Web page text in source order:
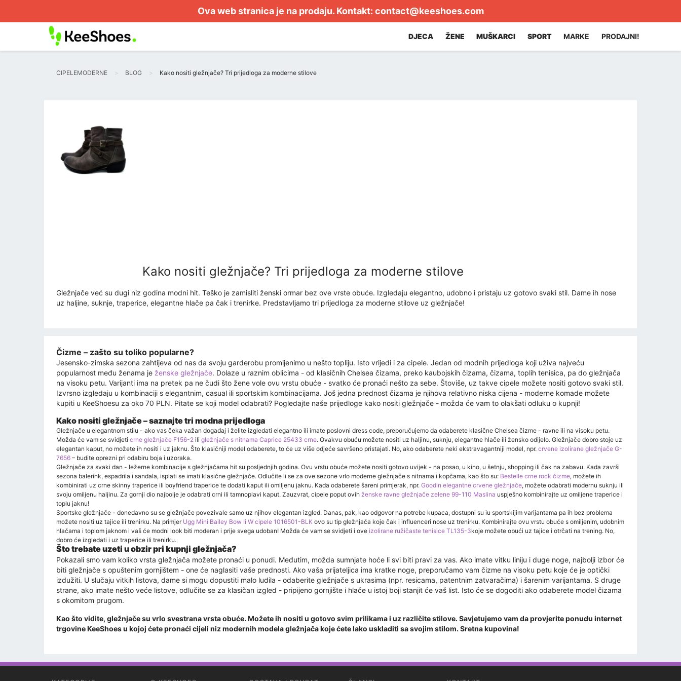
Ova web stranica je na prodaju. Kontakt: contact@keeshoes.com
DJECA ŽENE MUŠKARCI SPORT MARKE PRODAJNI!
CIPELEMODERNE BLOG Kako nositi gležnjače? Tri prijedloga za moderne stilove
Kako nositi gležnjače? Tri prijedloga za moderne stilove
Gležnjače već su dugi niz godina modni hit. Teško je zamisliti ženski ormar bez ove vrste obuće. Izgledaju elegantno, udobno i pristaju uz gotovo svaki stil. Dame ih nose
uz haljine, suknje, traperice, elegantne hlače pa čak i trenirke. Predstavljamo tri prijedloga za moderne stilove uz gležnjače!
Čizme – zašto su toliko popularne?
Jesensko-zimska sezona zahtijeva od nas da svoju garderobu promijenimo u nešto topliju. Isto vrijedi i za cipele. Jedan od modnih prijedloga koji uživa najveću
popularnost među ženama je ženske gležnjače. Dolaze u raznim oblicima - od klasičnih Chelsea čizama, preko kaubojskih čizama, čizama, toplih tenisica, pa do gležnjača
na visoku petu. Varijanti ima na pretek pa ne čudi što žene vole ovu vrstu obuće - svatko će pronaći nešto za sebe. Štoviše, uz takve cipele možete nositi gotovo svaki stil.
Izvrsno izgledaju u kombinaciji s elegantnim, casual ili sportskim kombinacijama. Još jedna prednost čizama je njihova relativno niska cijena - moderne komade možete
kupiti u KeeShoesu za oko 70 PLN. Pitate se koji model odabrati? Pogledajte naše prijedloge kako nositi gležnjače - možda će vam to olakšati odluku o kupnji!
Kako nositi gležnjače – saznajte tri modna prijedloga
Gležnjače u elegantnom stilu - ako vas čeka važan događaj i želite izgledati elegantno ili imate poslovni dress code, preporučujemo da odaberete klasične Chelsea čizme - ravne ili na visoku petu.
Možda će vam se svidjeti crne gležnjače F156-2 ili gležnjače s nitnama Caprice 25433 crne. Ovakvu obuću možete nositi uz haljinu, suknju, elegantne hlače ili žensko odijelo. Gležnjače dobro stoje uz
elegantan kaput, no možete ih nositi i uz jaknu. Što klasičniji model odaberete, to će uz više odjeće savršeno pristajati. No, ako odaberete neki ekstravagantniji model, npr. crvene izolirane gležnjače G-
7656 – budite oprezni pri odabiru boja i uzoraka.
Gležnjače za svaki dan - ležerne kombinacije s gležnjačama hit su posljednjih godina. Ovu vrstu obuće možete nositi gotovo uvijek - na posao, u kino, u šetnju, shopping ili čak na zabavu. Kada završi
sezona balerink, espadrila i sandala, isplati se imati klasične gležnjače. Odlučite li se za ove sezone vrlo moderne gležnjače s nitnama i kopčama, kao što su: Bestelle crne rock čizme, možete ih
kombinirati uz crne skinny traperice ili boyfriend traperice te dodati kaput ili omiljenu jaknu. Kada odaberete šareni primjerak, npr. Goodin elegantne crvene gležnjače, možete odabrati modernu suknju ili
svoju omiljenu haljinu. Za gornji dio najbolje je odabrati crni ili tamnoplavi kaput. Zauzvrat, cipele poput ovih ženske ravne gležnjače zelene 99-110 Maslina uspješno kombinirajte uz omiljene traperice i
toplu jaknu!
Sportske gležnjače - donedavno su se gležnjače povezivale samo uz njihov elegantan izgled. Danas, pak, kao odgovor na potrebe kupaca, dostupni su iu sportskijim varijantama pa ih bez problema
možete nositi uz tajice ili trenirku. Na primjer Ugg Mini Bailey Bow Ii W cipele 1016501-BLK ovo su tip gležnjača koje čak i influenceri nose uz trenirku. Kombinirajte ovu vrstu obuće s omiljenim, udobnim
hlačama i toplom jaknom i vaš će modni look biti moderan i prije svega udoban! Možda će vam se svidjeti i ove izolirane ružičaste tenisice TL135-3koje možete obući uz tajice i otrčati na trening. No,
dobro će izgledati i uz traperice ili trenirku.
Što trebate uzeti u obzir pri kupnji gležnjača?
Pokazali smo vam koliko vrsta gležnjača možete pronaći u ponudi. Međutim, možda sumnjate hoće li svi biti pravi za vas. Ako imate vitku liniju i duge noge, najbolji izbor će
biti gležnjače s opuštenim gornjištem - one će naglasiti vaše prednosti. Ako vaša prijateljica ima kratke noge, preporučamo vam čizme na visoku petu koje će je optički
izdužiti. U slučaju vitkih listova, dame si mogu dopustiti malo ludila - odaberite gležnjače s ukrasima (npr. resicama, patentnim zatvaračima) i šarenim varijantama. S druge
strane, ako imate nešto veće listove, odlučite se za klasičan izgled - pripijeno gornjište i hlače u istoj boji stanjit će vaš list. Isto će se dogoditi ako odaberete model čizama
s okomitom prugom.
Kao što vidite, gležnjače su vrlo svestrana vrsta obuće. Možete ih nositi u gotovo svim prilikama i uz različite stilove. Savjetujemo vam da provjerite ponudu internet
trgovine KeeShoes u kojoj ćete pronaći cijeli niz modernih modela gležnjača koje ćete lako uskladiti sa svojim stilom. Sretna kupovina!